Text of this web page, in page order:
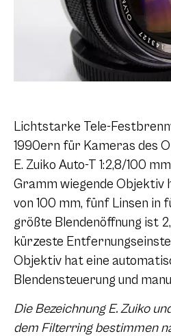
Lichtstarke Tele-
1990ern für Kameras des
E. Zuiko Auto-T 1:2,8/100
Gramm wiegende Objektiv
von 100 mm, fünf Linsen in
größte Blendenöffnung ist
kürzeste
Objektiv hat eine
Blendensteuerung und
Die Bezeichnung E. Zuiko
dem Filterring bestimmen